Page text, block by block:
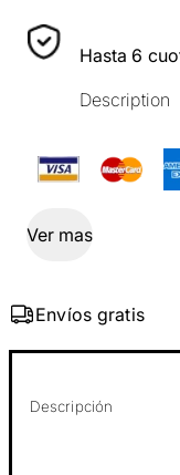
Hasta 6
Description
Ver mas
Envíos gratis
Descripción